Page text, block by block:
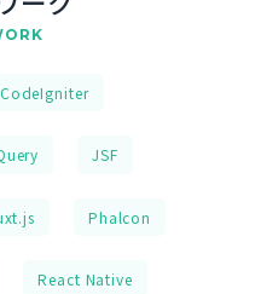
CodeIgniter
JSF
Phalcon
React Native